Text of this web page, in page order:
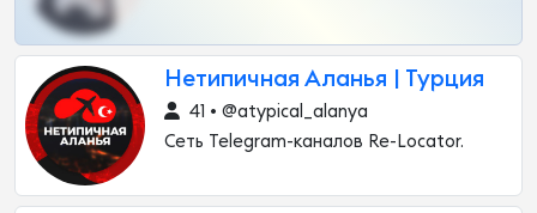
Нетипичная Аланья | Турция
41 • @atypical_alanya
Сеть Telegram-каналов Re-Locator.